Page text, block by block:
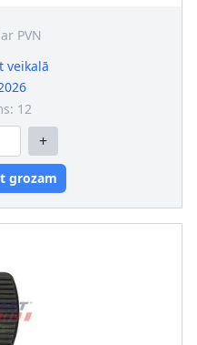
ar PVN
veikalā
12
+
grozam